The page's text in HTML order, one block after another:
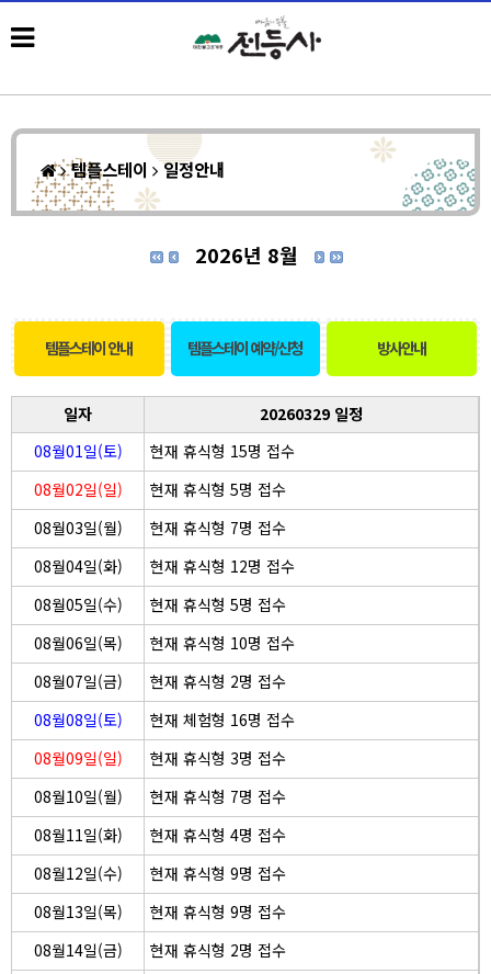
템플스테이 일정안내
2026년 8월
템플스테이 안내 템플스테이 예약/신청 방사안내
일자
20260329 일정
08월01일(토)
현재 휴식형 15명 접수
08월02일(일)
현재 휴식형 5명 접수
08월03일(월)
현재 휴식형 7명 접수
08월04일(화)
현재 휴식형 12명 접수
08월05일(수)
현재 휴식형 5명 접수
08월06일(목)
현재 휴식형 10명 접수
08월07일(금)
현재 휴식형 2명 접수
08월08일(토)
현재 체험형 16명 접수
08월09일(일)
현재 휴식형 3명 접수
08월10일(월)
현재 휴식형 7명 접수
08월11일(화)
현재 휴식형 4명 접수
08월12일(수)
현재 휴식형 9명 접수
08월13일(목)
현재 휴식형 9명 접수
08월14일(금)
현재 휴식형 2명 접수